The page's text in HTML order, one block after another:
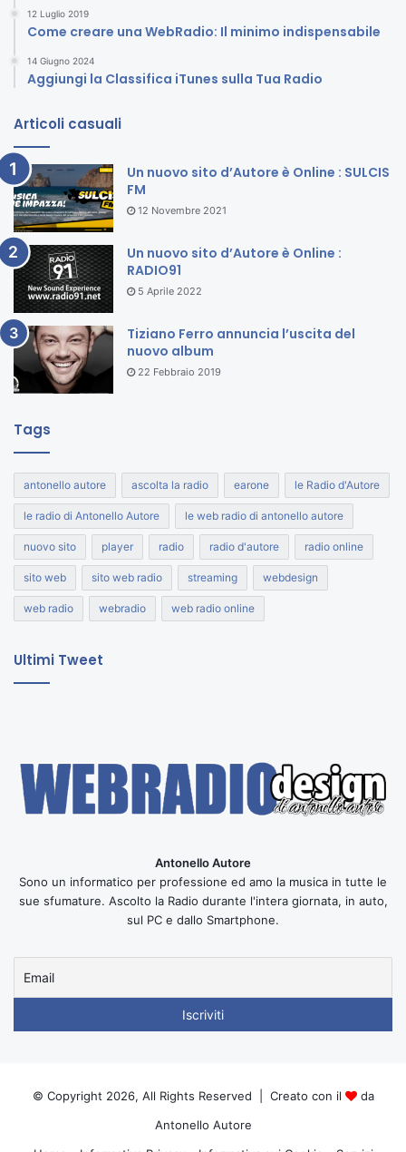
12 Luglio 2019
Come creare una WebRadio: Il minimo indispensabile
14 Giugno 2024
Aggiungi la Classifica iTunes sulla Tua Radio
Articoli casuali
Un nuovo sito d’Autore è Online : SULCIS
FM
12 Novembre 2021
Un nuovo sito d’Autore è Online :
RADIO91
5 Aprile 2022
Tiziano Ferro annuncia l’uscita del
nuovo album
22 Febbraio 2019
Tags
antonello autore ascolta la radio earone le Radio d'Autore
le radio di Antonello Autore le web radio di antonello autore
nuovo sito player radio radio d'autore radio online
sito web sito web radio streaming webdesign
web radio webradio web radio online
Ultimi Tweet
Antonello Autore
Sono un informatico per professione ed amo la musica in tutte le
sue sfumature. Ascolto la Radio durante l'intera giornata, in auto,
sul PC e dallo Smartphone.
© Copyright 2026, All Rights Reserved | Creato con il
da
Antonello Autore